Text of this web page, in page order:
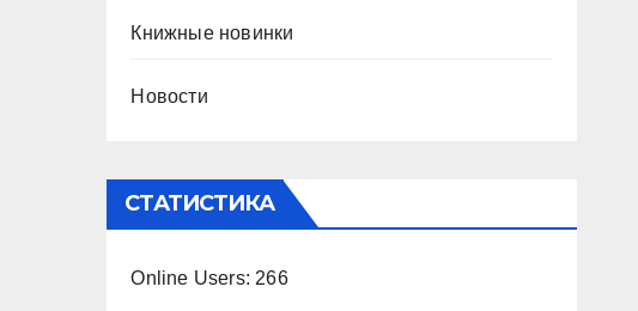
Книжные новинки
Новости
СТАТИСТИКА
Online Users: 266